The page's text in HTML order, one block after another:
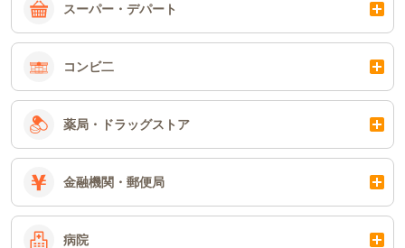
スーパー・デパート
コンビ二
薬局・ドラッグストア
金融機関・郵便局
病院